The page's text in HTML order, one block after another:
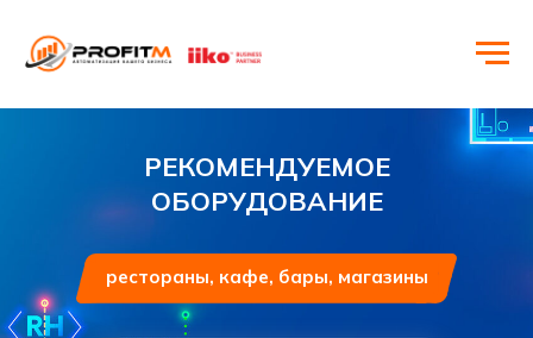
РЕКОМЕНДУЕМОЕ
ОБОРУДОВАНИЕ
рестораны, кафе, бары, магазины